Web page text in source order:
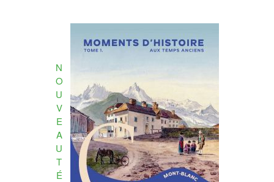
N
O
U
V
E
A
U
T
É